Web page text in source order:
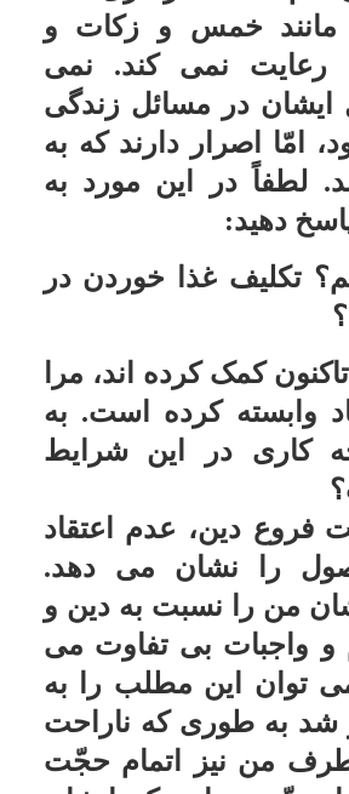
زکات باشد، و قرض هم داشته باشد،
بدهیهایى از بابت کفّاره و نذر و مانند
آن نیز بر او واجب شده باشد، چنان چه
نتواند همه آنها را بپردازد تکلیف
چیست؟
پاسخ:هرگاه عین مالى که خمس یا
زکات یا نذر به آن تعلّق گرفته موجود
است، خمس و زکات و نذر مقدّم مى
باشد، و اگر عین آن موجود نیست، حق
تخمیس قسمتی از اموال برای کسی
که عازم حج است
سؤال:
کسى که حساب سال ندارد، و
خمس نمى پردازد، آیا شرعاً مى تواند
فقط مقدارى از اموال را مخمّس کند و
به حج برود؟
پاسخ:این کار جایز است; ولى اگر مى
خواهد از حج خود به طور کامل نتیجه
بگیرد تمام اموال خود را پاک کند.
شک در پرداخت خمس
سؤال: آیا بر مالى که صاحبش شک
دارد خمس آن را داده یا نه، خمس
تعلّق مى گیرد؟
پاسخ:احتیاط آن است که خمس آن را
بپردازد.
خمس لباسی که با پول مخمس
خریداری شده